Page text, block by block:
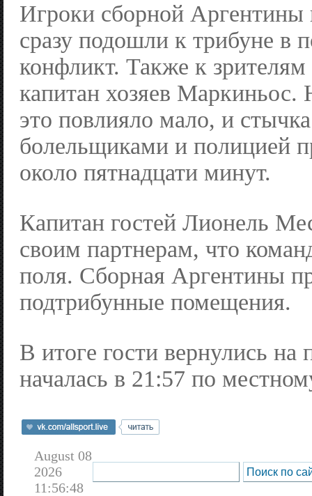
Игроки сборной Аргентины
сразу подошли к трибуне в
конфликт. Также к зрителям
капитан хозяев
это повлияло мало, и
болельщиками и полицией
около пятнадцати минут.
Капитан гостей Лионель
своим партнерам, что
поля. Сборная Аргентины
подтрибунные помещения.
В итоге гости вернулись на
началась в 21:57 по
August 08
2026
11:56:48